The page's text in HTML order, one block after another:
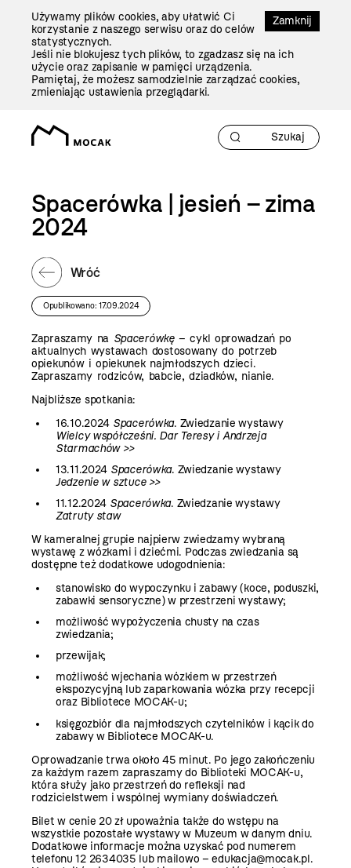
Zamknij
Używamy plików cookies, aby ułatwić Ci
korzystanie z naszego serwisu oraz do celów
statystycznych.
Jeśli nie blokujesz tych plików, to zgadzasz się na ich
użycie oraz zapisanie w pamięci urządzenia.
Pamiętaj, że możesz samodzielnie zarządzać cookies,
zmieniając ustawienia przeglądarki.
Spacerówka | jesień – zima
2024
Wróć
Opublikowano: 17.09.2024
Zapraszamy na Spacerówkę– cykl oprowadzań po
aktualnych wystawach dostosowany do potrzeb
opiekunów i opiekunek najmłodszych dzieci.
Zapraszamy rodziców, babcie, dziadków, nianie.
Najbliższe spotkania:
16.10.2024 Spacerówka. Zwiedzanie wystawy
Wielcy współcześni. Dar Teresy i Andrzeja
Starmachów >>
13.11.2024 Spacerówka. Zwiedzanie wystawy
Jedzenie w sztuce >>
11.12.2024 Spacerówka. Zwiedzanie wystawy
Zatruty staw
W kameralnej grupie najpierw zwiedzamy wybraną
wystawę z wózkami i dziećmi. Podczas zwiedzania są
dostępne też dodatkowe udogodnienia:
stanowisko do wypoczynku i zabawy (koce, poduszki,
zabawki sensoryczne) w przestrzeni wystawy;
możliwość wypożyczenia chusty na czas
zwiedzania;
przewijak;
możliwość wjechania wózkiem w przestrzeń
ekspozycyjną lub zaparkowania wózka przy recepcji
oraz Bibliotece MOCAK-u;
księgozbiór dla najmłodszych czytelników i kącik do
zabawy w Bibliotece MOCAK-u.
Oprowadzanie trwa około 45 minut. Po jego zakończeniu
za każdym razem zapraszamy do Biblioteki MOCAK-u,
która służy jako przestrzeń do refleksji nad
rodzicielstwem i wspólnej wymiany doświadczeń.
Bilet w cenie 20 zł upoważnia także do wstępu na
wszystkie pozostałe wystawy w Muzeum w danym dniu.
Dodatkowe informacje można uzyskać pod numerem
telefonu 12 2634035 lub mailowo – edukacja@mocak.pl.